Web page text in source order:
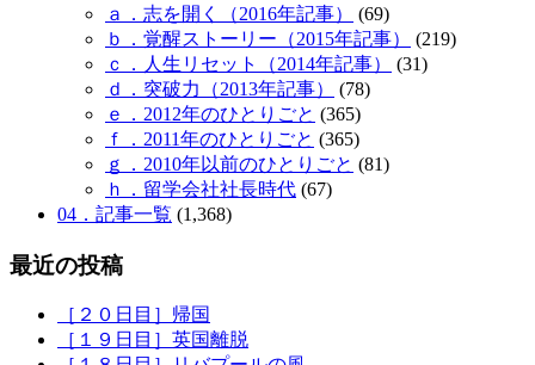
ａ．志を開く（2016年記事）
(69)
ｂ．覚醒ストーリー（2015年記事）
(219)
ｃ．人生リセット（2014年記事）
(31)
ｄ．突破力（2013年記事）
(78)
ｅ．2012年のひとりごと (365)
ｆ．2011年のひとりごと (365)
ｇ．2010年以前のひとりごと (81)
ｈ．留学会社社長時代 (67)
04．記事一覧 (1,368)
最近の投稿
［２０日目］帰国
［１９日目］英国離脱